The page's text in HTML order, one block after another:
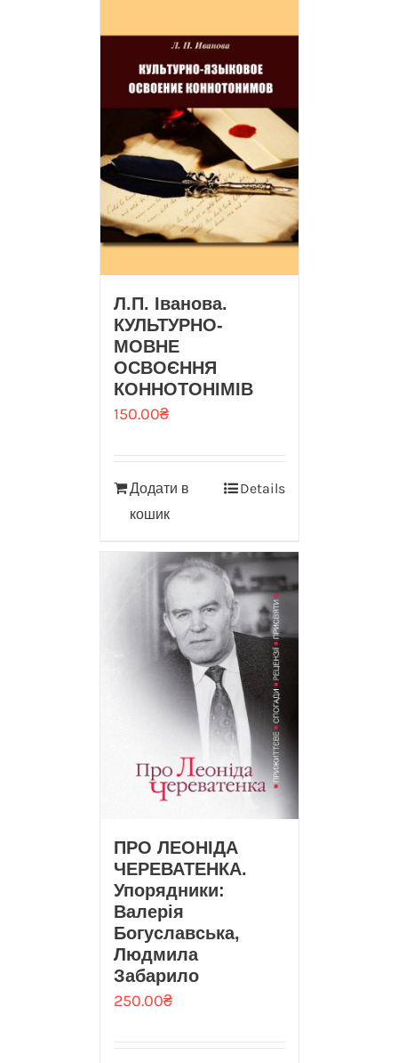
Л.П. Іванова.
КУЛЬТУРНО-
МОВНЕ
ОСВОЄННЯ
КОННОТОНІМІВ
150.00₴
Додати в
кошик
Details
ПРО ЛЕОНІДА
ЧЕРЕВАТЕНКА.
Упорядники:
Валерія
Богуславська,
Людмила
Забарило
250.00₴